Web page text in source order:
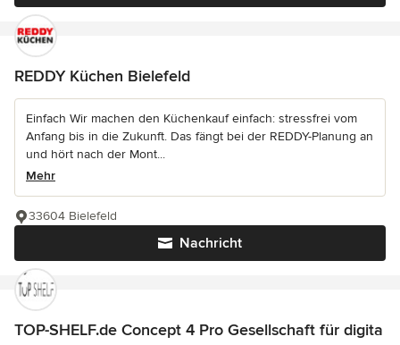
REDDY Küchen Bielefeld
Einfach Wir machen den Küchenkauf einfach: stressfrei vom
Anfang bis in die Zukunft. Das fängt bei der REDDY-Planung an
und hört nach der Mont...
Mehr
Nachricht
33604 Bielefeld
TOP-SHELF.de Concept 4 Pro Gesellschaft für digita